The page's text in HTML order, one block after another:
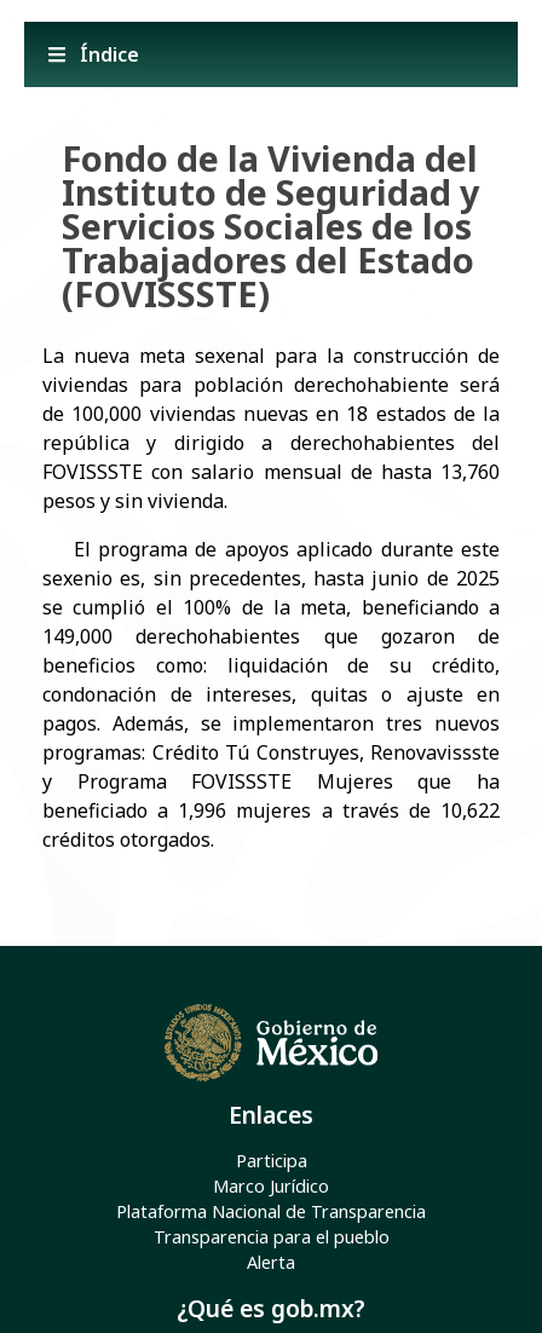
Índice
Fondo de la Vivienda del
Instituto de Seguridad y
Servicios Sociales de los
Trabajadores del Estado
(FOVISSSTE)
La nueva meta sexenal para la construcción de
viviendas para población derechohabiente será
de 100,000 viviendas nuevas en 18 estados de la
república y dirigido a derechohabientes del
FOVISSSTE con salario mensual de hasta 13,760
pesos y sin vivienda.
El programa de apoyos aplicado durante este
sexenio es, sin precedentes, hasta junio de 2025
se cumplió el 100% de la meta, beneficiando a
149,000 derechohabientes que gozaron de
beneficios como: liquidación de su crédito,
condonación de intereses, quitas o ajuste en
pagos. Además, se implementaron tres nuevos
programas: Crédito Tú Construyes, Renovavissste
y Programa FOVISSSTE Mujeres que ha
beneficiado a 1,996 mujeres a través de 10,622
créditos otorgados.
Enlaces
Participa
Marco Jurídico
Plataforma Nacional de Transparencia
Transparencia para el pueblo
Alerta
¿Qué es gob.mx?